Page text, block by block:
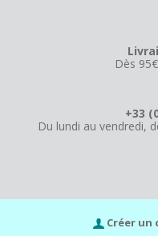
Dès
+33
Du lundi au vendredi,
Créer un